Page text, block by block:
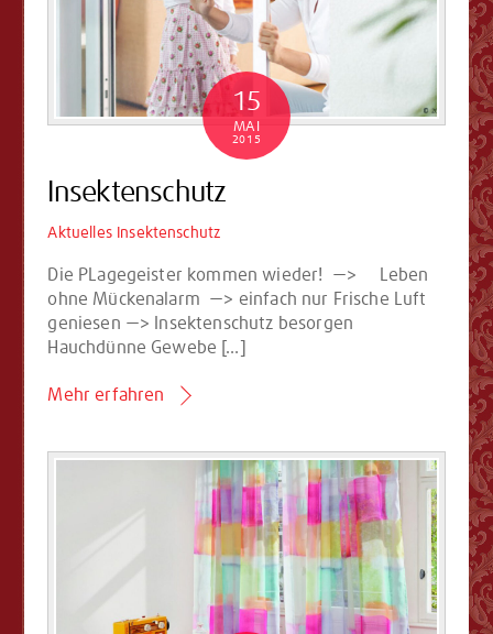
15
MAI
2015
Insektenschutz
Aktuelles Insektenschutz
Die PLagegeister kommen wieder! —> Leben
ohne Mückenalarm —> einfach nur Frische Luft
geniesen —> Insektenschutz besorgen
Hauchdünne Gewebe […]
Mehr erfahren